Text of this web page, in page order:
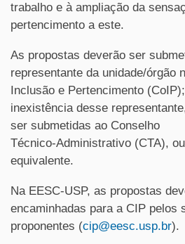
trabalho e à ampliação da
pertencimento a este.
As propostas deverão ser
representante da unidade/órgão
Inclusão e Pertencimento
inexistência desse
ser submetidas ao Conselho
Técnico-Administrativo (CTA),
equivalente.
Na EESC-USP, as propostas
encaminhadas para a CIP pelos
proponentes (cip@eesc.usp.br).